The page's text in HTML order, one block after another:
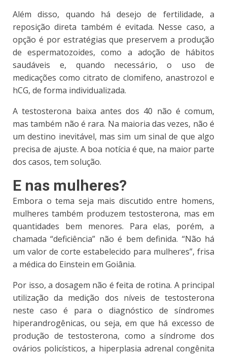
Além disso, quando há desejo de fertilidade, a
reposição direta também é evitada. Nesse caso, a
opção é por estratégias que preservem a produção
de espermatozoides, como a adoção de hábitos
saudáveis e, quando necessário, o uso de
medicações como citrato de clomifeno, anastrozol e
hCG, de forma individualizada.
A testosterona baixa antes dos 40 não é comum,
mas também não é rara. Na maioria das vezes, não é
um destino inevitável, mas sim um sinal de que algo
precisa de ajuste. A boa notícia é que, na maior parte
dos casos, tem solução.
E nas mulheres?
Embora o tema seja mais discutido entre homens,
mulheres também produzem testosterona, mas em
quantidades bem menores. Para elas, porém, a
chamada “deficiência” não é bem definida. “Não há
um valor de corte estabelecido para mulheres”, frisa
a médica do Einstein em Goiânia.
Por isso, a dosagem não é feita de rotina. A principal
utilização da medição dos níveis de testosterona
neste caso é para o diagnóstico de síndromes
hiperandrogênicas, ou seja, em que há excesso de
produção de testosterona, como a síndrome dos
ovários policísticos, a hiperplasia adrenal congênita